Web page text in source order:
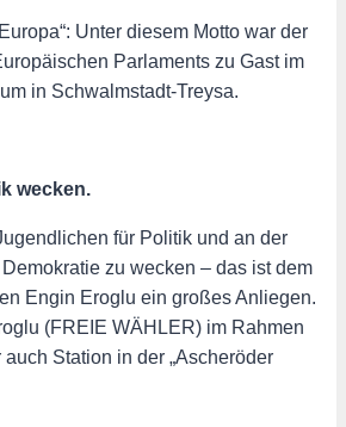
Unter diesem Motto war der
Parlaments zu Gast im
in Schwalmstadt-Treysa.
wecken.
für Politik und an der
zu wecken – das ist dem
Engin Eroglu ein großes Anliegen.
(FREIE WÄHLER) im Rahmen
Station in der „Ascheröder